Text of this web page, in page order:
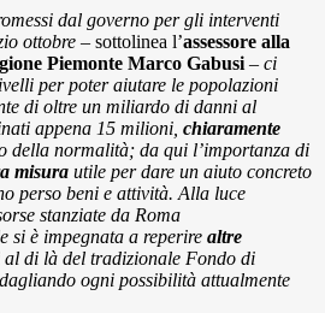
dal governo per gli interventi
ottobre – sottolinea l’assessore alla
Piemonte Marco Gabusi – ci
per poter aiutare le popolazioni
di oltre un miliardo di danni al
appena 15 milioni, chiaramente
normalità; da qui l’importanza di
misura utile per dare un aiuto concreto
perso beni e attività. Alla luce
stanziate da Roma
si è impegnata a reperire altre
di là del tradizionale Fondo di
ogni possibilità attualmente